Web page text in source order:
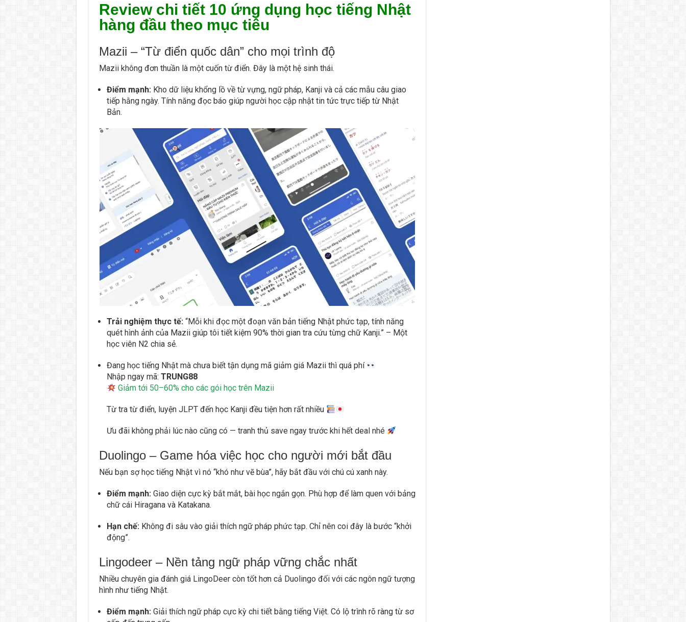
Review chi tiết 10 ứng dụng học tiếng Nhật
hàng đầu theo mục tiêu
Mazii – “Từ điển quốc dân” cho mọi trình độ
Mazii không đơn thuần là một cuốn từ điển. Đây là một hệ sinh thái.
Điểm mạnh:Kho dữ liệu khổng lồ về từ vựng, ngữ pháp, Kanji và cả các mẫu câu giao
tiếp hằng ngày. Tính năng đọc báo giúp người học cập nhật tin tức trực tiếp từ Nhật
Bản.
Trải nghiệm thực tế:“Mỗi khi đọc một đoạn văn bản tiếng Nhật phức tạp, tính năng
quét hình ảnh của Mazii giúp tôi tiết kiệm 90% thời gian tra cứu từng chữ Kanji.” – Một
học viên N2 chia sẻ.
Đang học tiếng Nhật mà chưa biết tận dụng mã giảm giá Mazii thì quá phí
Nhập ngay mã: TRUNG88
Giảm tới 50–60% cho các gói học trên Mazii
Từ tra từ điển, luyện JLPT đến học Kanji đều tiện hơn rất nhiều
Ưu đãi không phải lúc nào cũng có — tranh thủ save ngay trước khi hết deal nhé
Duolingo – Game hóa việc học cho người mới bắt đầu
Nếu bạn sợ học tiếng Nhật vì nó “khó như vẽ bùa”, hãy bắt đầu với chú cú xanh này.
Điểm mạnh:Giao diện cực kỳ bắt mắt, bài học ngắn gọn. Phù hợp để làm quen với bảng
chữ cái Hiragana và Katakana.
Hạn chế:Không đi sâu vào giải thích ngữ pháp phức tạp. Chỉ nên coi đây là bước “khởi
động”.
Lingodeer – Nền tảng ngữ pháp vững chắc nhất
Nhiều chuyên gia đánh giá LingoDeer còn tốt hơn cả Duolingo đối với các ngôn ngữ tượng
hình như tiếng Nhật.
Điểm mạnh:Giải thích ngữ pháp cực kỳ chi tiết bằng tiếng Việt. Có lộ trình rõ ràng từ sơ